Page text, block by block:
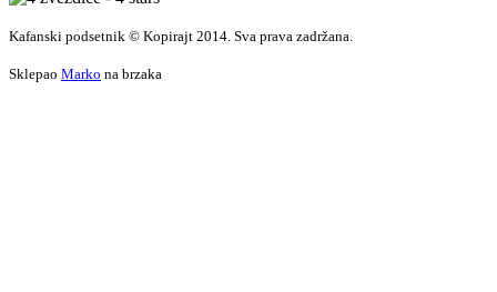
Kafanski podsetnik © Kopirajt 2014. Sva prava zadržana.
Sklepao Marko na brzaka